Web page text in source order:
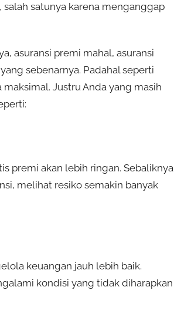
satunya karena menganggap
asuransi premi mahal, asuransi
sebenarnya. Padahal seperti
Justru Anda yang masih
premi akan lebih ringan. Sebaliknya
melihat resiko semakin banyak
keuangan jauh lebih baik.
kondisi yang tidak diharapkan